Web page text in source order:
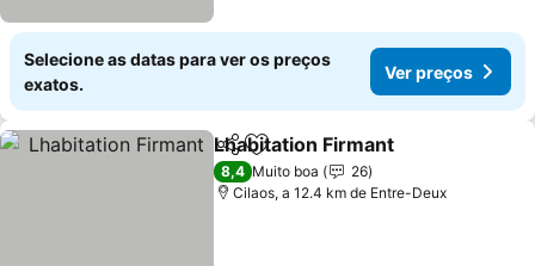
Selecione as datas para ver os preços
exatos.
Ver preços
PartilharAdicionar aos favoritos
Lhabitation Firmant
8,4 Muito boa
26
Cilaos, a 12.4 km de Entre-Deux